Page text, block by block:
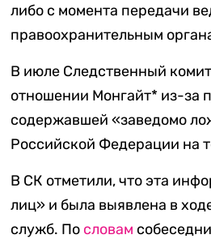
либо с момента передачи
правоохранительным
В июле Следственный
отношении Монгайт* из-за
содержавшей «заведомо
Российской Федерации на
В СК отметили, что эта
лиц» и была выявлена в
служб. По словам